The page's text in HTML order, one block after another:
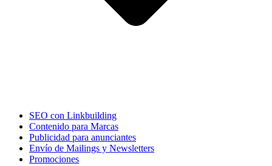
SEO con Linkbuilding
Contenido para Marcas
Publicidad para anunciantes
Envío de Mailings y Newsletters
Promociones